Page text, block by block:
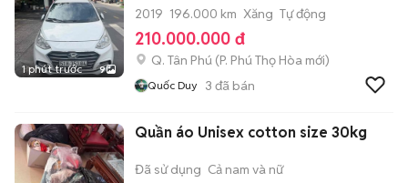
1 phút trước 9
2019 196.000 km Xăng Tự động
210.000.000 đ
Q. Tân Phú (P. Phú Thọ Hòa mới)
Quốc Duy 3 đã bán
Quần áo Unisex cotton size 30kg
Đã sử dụng Cả nam và nữ